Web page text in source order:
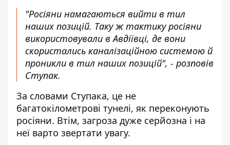
"Росіяни намагаються вийти в тил
наших позицій. Таку ж тактику росіяни
використовували в Авдіївці, де вони
скористались каналізаційною системою й
проникли в тил наших позицій", - розповів
Ступак.
За словами Ступака, це не
багатокілометрові тунелі, як переконують
росіяни. Втім, загроза дуже серйозна і на
неї варто звертати увагу.